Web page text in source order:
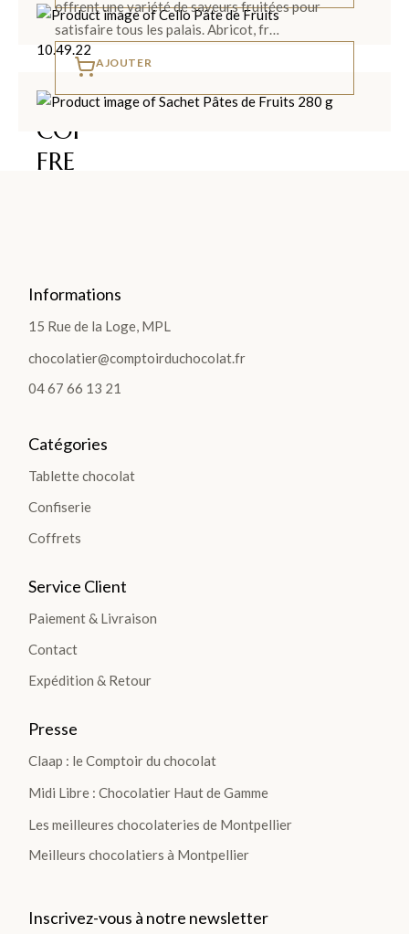
LES
COF
FRE
LES
PLA
TIO
NS
>
TABLETTES
Tablettes
Lait
Les
Gourmandes
Plantations
LES
offrent une variété de saveurs fruitées pour
satisfaire tous les palais. Abricot, fr…
AJOUTER
Informations
15 Rue de la Loge, MPL
chocolatier@comptoirduchocolat.fr
04 67 66 13 21
Catégories
Tablette chocolat
Confiserie
Coffrets
Service Client
Paiement & Livraison
Contact
Expédition & Retour
Presse
Claap : le Comptoir du chocolat
Midi Libre : Chocolatier Haut de Gamme
Les meilleures chocolateries de Montpellier
Meilleurs chocolatiers à Montpellier
Inscrivez-vous à notre newsletter